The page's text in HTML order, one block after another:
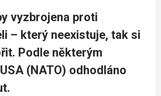
vyzbrojena proti
– který neexistuje, tak si
Podle některým
(NATO) odhodláno